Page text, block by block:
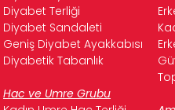
Diyabet Terliği
Diyabet Sandaleti
Geniş Diyabet Ayakkabısı
Diyabetik Tabanlık
Hac ve Umre Grubu